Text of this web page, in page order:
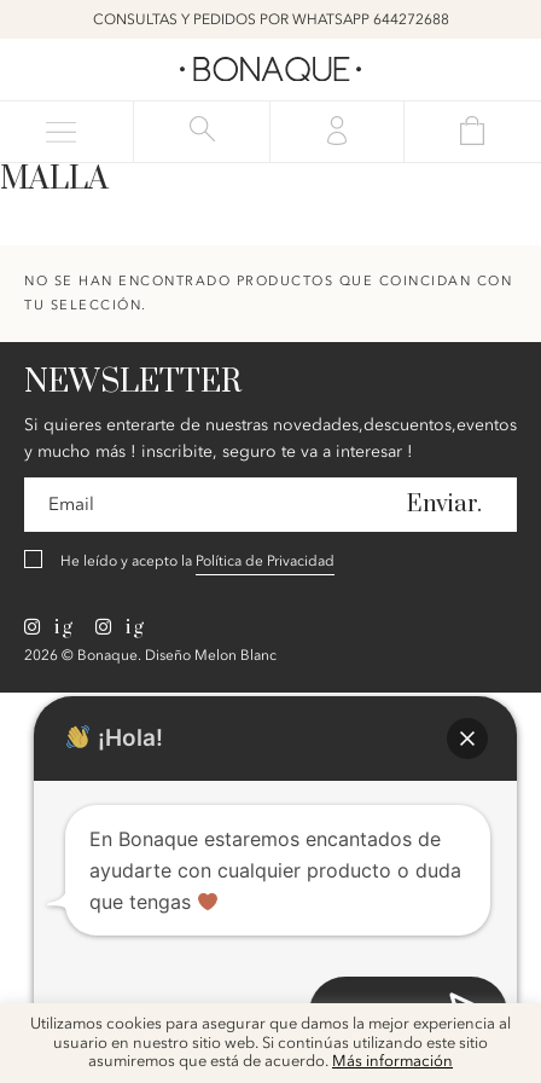
CONSULTAS Y PEDIDOS POR WHATSAPP 644272688
MALLA
NO SE HAN ENCONTRADO PRODUCTOS QUE COINCIDAN CON
TU SELECCIÓN.
NEWSLETTER
Si quieres enterarte de nuestras novedades,descuentos,eventos
y mucho más ! inscribite, seguro te va a interesar !
He leído y acepto la Política de Privacidad
ig ig
2026 © Bonaque. Diseño Melon Blanc
Utilizamos cookies para asegurar que damos la mejor experiencia al
usuario en nuestro sitio web. Si continúas utilizando este sitio
asumiremos que está de acuerdo. Más información
Abrir chat
¡Hola!
En Bonaque estaremos encantados de
ayudarte con cualquier producto o duda
que tengas